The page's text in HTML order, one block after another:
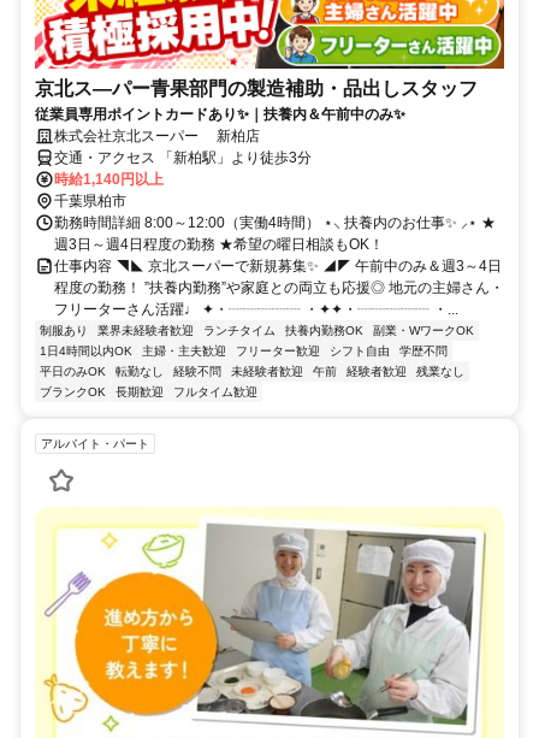
京北ス―パー青果部門の製造補助・品出しスタッフ
従業員専用ポイントカードあり✨｜扶養内＆午前中のみ✨
株式会社京北スーパー 新柏店
交通・アクセス 「新柏駅」より徒歩3分
時給1,140円以上
千葉県柏市
勤務時間詳細 8:00～12:00（実働4時間） ⋆⸜ 扶養内のお仕事✨ ⸝⋆ ★
週3日～週4日程度の勤務 ★希望の曜日相談もOK！
仕事内容 ◥◣ 京北スーパーで新規募集✨ ◢◤ 午前中のみ＆週3～4日
程度の勤務！ ”扶養内勤務”や家庭との両立も応援◎ 地元の主婦さん・
フリーターさん活躍♩ ✦・┈┈┈┈┈ ・✦✦・┈┈┈┈┈ ・...
制服あり 業界未経験者歓迎 ランチタイム 扶養内勤務OK
副業・WワークOK
1日4時間以内OK
主婦・主夫歓迎 フリーター歓迎 シフト自由
学歴不問
平日のみOK
転勤なし 経験不問 未経験者歓迎 午前 経験者歓迎
残業なし
ブランクOK
長期歓迎 フルタイム歓迎
アルバイト・パート